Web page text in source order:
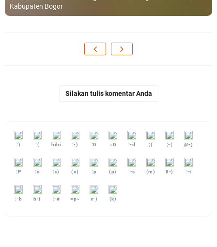
Kabupaten Bogor
Silakan tulis komentar Anda
:) :( hihi :-) :D =D :-d ;( ;-( @-)
:P :o :>) (o) :p (p) :-s (m) 8-) :-t
:-b b-( :-# =p~ x-) (k)